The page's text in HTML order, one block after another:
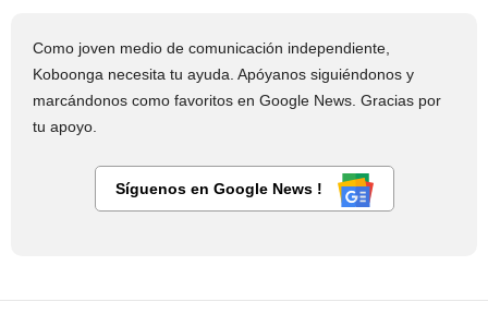
Como joven medio de comunicación independiente,
Koboonga necesita tu ayuda. Apóyanos siguiéndonos y
marcándonos como favoritos en Google News. Gracias por
tu apoyo.
Síguenos en Google News !